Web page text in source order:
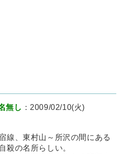
無し ：2009/02/10(火)
線、東村山～所沢の間にある
殺の名所らしい。